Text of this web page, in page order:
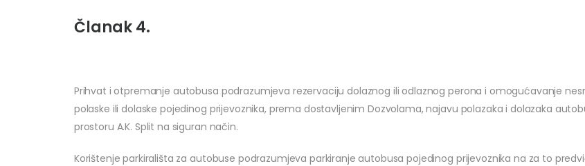
Članak 4.
Prihvat i otpremanje autobusa podrazumjeva rezervaciju dolaznog ili odlaznog perona i omogućavanje
polaske ili dolaske pojedinog prijevoznika, prema dostavljenim Dozvolama, najavu polazaka i dolazaka
prostoru A.K. Split na siguran način.
Korištenje parkirališta za autobuse podrazumjeva parkiranje autobusa pojedinog prijevoznika na za to